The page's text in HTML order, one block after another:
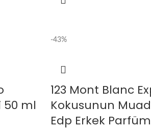
50 ml
-43%
123 Mont Blanc
Kokusunun
Edp Erkek